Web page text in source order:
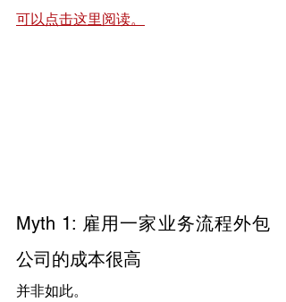
可以点击这里阅读。
Myth 1: 雇用一家业务流程外包
公司的成本很高
并非如此。